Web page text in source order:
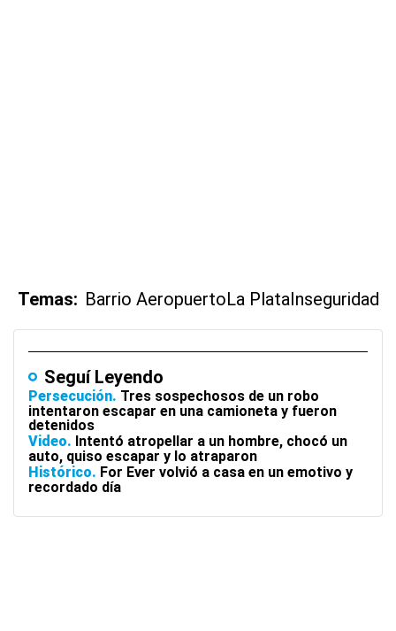
Temas: Barrio AeropuertoLa PlataInseguridad
Seguí Leyendo
Persecución Tres sospechosos de un robo
intentaron escapar en una camioneta y fueron
detenidos
Video Intentó atropellar a un hombre, chocó un
auto, quiso escapar y lo atraparon
Histórico For Ever volvió a casa en un emotivo y
recordado día